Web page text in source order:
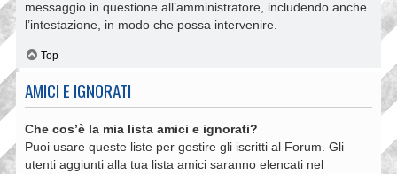
messaggio in questione all’amministratore, includendo anche
l’intestazione, in modo che possa intervenire.
Top
AMICI E IGNORATI
Che cos’è la mia lista amici e ignorati?
Puoi usare queste liste per gestire gli iscritti al Forum. Gli
utenti aggiunti alla tua lista amici saranno elencati nel